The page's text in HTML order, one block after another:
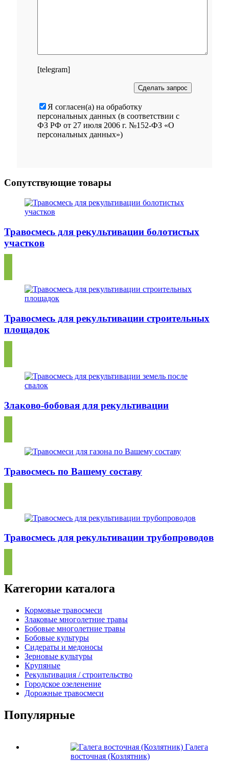
[telegram]
Я согласен(а) на обработку
персональных данных (в соответствии с
ФЗ РФ от 27 июля 2006 г. №152-ФЗ «О
персональных данных»)
Сопутствующие товары
Травосмесь для рекультивации болотистых
участков
Травосмесь для рекультивации строительных
площадок
Злаково-бобовая для рекультивации
Травосмесь по Вашему составу
Травосмесь для рекультивации трубопроводов
Категории каталога
Кормовые травосмеси
Злаковые многолетние травы
Бобовые многолетние травы
Бобовые культуры
Сидераты и медоносы
Зерновые культуры
Крупяные
Рекультивация / строительство
Городское озеленение
Дорожные травосмеси
Популярные
Галега
восточная (Козлятник)